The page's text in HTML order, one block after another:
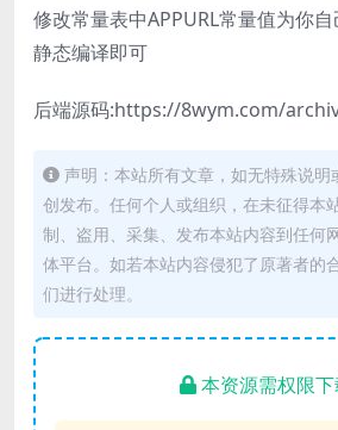
修改常量表中APPURL常量值为你
静态编译即可
后端源码:https://8wym.com/
声明：本站所有文章，如无特殊说
创发布。任何个人或组织，在未征得本
制、盗用、采集、发布本站内容到任何
体平台。如若本站内容侵犯了原著者的
们进行处理。
本资源需权限下